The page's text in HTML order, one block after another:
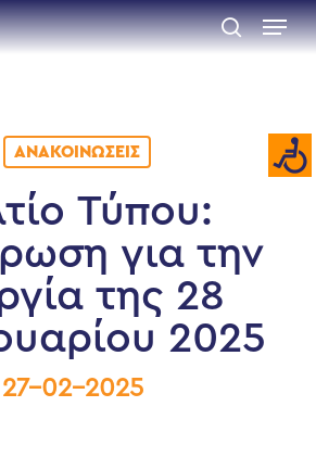
search
Menu
ΑΝΑΚΟΙΝΏΣΕΙΣ
Τύπου:
για την
της 28
2025
27-02-2025